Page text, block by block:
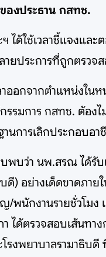
องประธาน กสทช.
ฯ ได้ใช้เวลาชี้แจง
ยประการที่ถูกตรวจ
าออกจากตำแหน่งใ
รรมการ กสทช. ต้อ
การเลิกประกอบอ
บพบว่า นพ.สรณ ได้รั
ดี) อย่างเด็ดขาดภ
พนักงานรายชั่วโมง
ได้ตรวจสอบเส้นทา
รงพยาบาลรามาธิบ